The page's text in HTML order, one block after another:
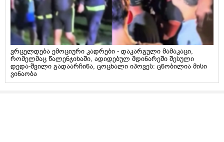
ვრცელდება ემოციური კადრები - დაკარგული მამაკაცი,
რომელმაც წალენჯიხაში, ადიდებულ მდინარეში შესული
დედა-შვილი გადაარჩინა, ცოცხალი იპოვეს: ცნობილია მისი
ვინაობა